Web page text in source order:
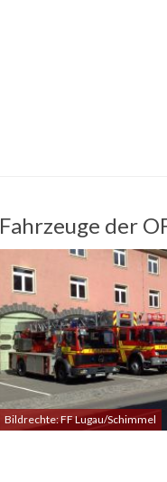
Fahrzeuge der
Bildrechte: FF Lugau/Schimmel